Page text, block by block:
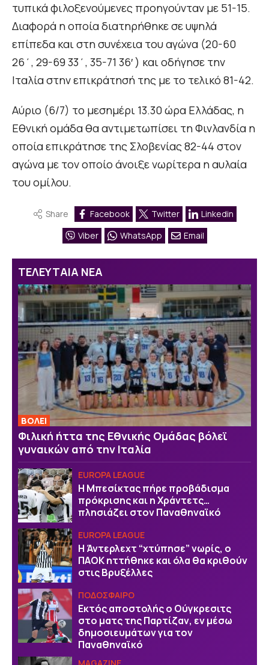
τυπικά φιλοξενούμενες προηγούνταν με 51-15.
Διαφορά η οποία διατηρήθηκε σε υψηλά
επίπεδα και στη συνέχεια του αγώνα (20-60
26΄, 29-69 33΄, 35-71 36′ ) και οδήγησε την
Ιταλία στην επικράτησή της με το τελικό 81-42.
Αύριο (6/7) το μεσημέρι 13.30 ώρα Ελλάδας, η
Εθνική ομάδα θα αντιμετωπίσει τη Φινλανδία η
οποία επικράτησε της Σλοβενίας 82-44 στον
αγώνα με τον οποίο άνοιξε νωρίτερα η αυλαία
του ομίλου.
Share Facebook Twitter
Linkedin
Viber
WhatsApp Email
ΤΕΛΕΥΤΑΙΑ ΝΕΑ
ΒOΛΕΙ
Φιλική ήττα της Εθνικής Ομάδας βόλεϊ
γυναικών από την Ιταλία
EUROPA LEAGUE
Η Μπεσίκτας πήρε προβάδισμα
πρόκρισης και η Χράντετς…
πλησιάζει στον Παναθηναϊκό
EUROPA LEAGUE
Η Άντερλεχτ “χτύπησε” νωρίς, ο
ΠΑΟΚ ηττήθηκε και όλα θα κριθούν
στις Βρυξέλλες
ΠΟΔΟΣΦΑΙΡΟ
Εκτός αποστολής ο Ούγκρεσιτς
στο ματς της Παρτίζαν, εν μέσω
δημοσιευμάτων για τον
Παναθηναϊκό